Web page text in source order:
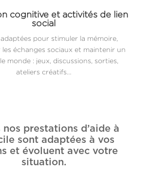
cognitive et activités de lien
social
pour stimuler la mémoire,
échanges sociaux et maintenir un
monde : jeux, discussions, sorties,
ateliers créatifs…
nos prestations d’aide à
sont adaptées à vos
et évoluent avec votre
situation.